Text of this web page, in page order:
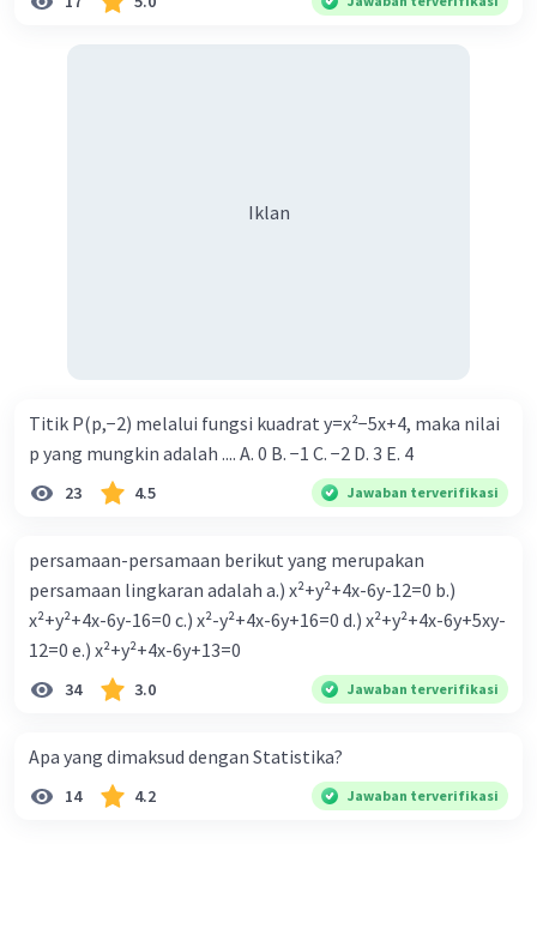
Iklan
Titik P(p,−2) melalui fungsi kuadrat y=x²−5x+4, maka nilai
p yang mungkin adalah .... A. 0 B. −1 C. −2 D. 3 E. 4
23 4.5 Jawaban terverifikasi
persamaan-persamaan berikut yang merupakan
persamaan lingkaran adalah a.) x²+y²+4x-6y-12=0 b.)
x²+y²+4x-6y-16=0 c.) x²-y²+4x-6y+16=0 d.) x²+y²+4x-6y+5xy-
12=0 e.) x²+y²+4x-6y+13=0
34 3.0 Jawaban terverifikasi
Apa yang dimaksud dengan Statistika?
14 4.2 Jawaban terverifikasi